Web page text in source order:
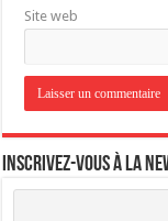
Site web
Inscrivez-vous à la